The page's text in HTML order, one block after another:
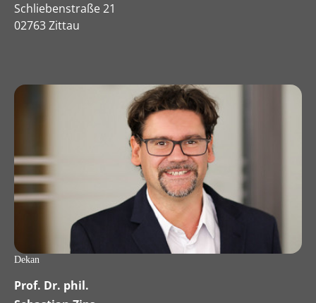
Schliebenstraße 21
02763 Zittau
Dekan
Prof. Dr. phil.